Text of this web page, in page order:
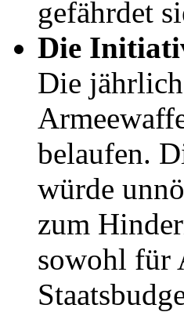
gefährdet
Die
Die
belaufen.
würde
zum
sowohl für